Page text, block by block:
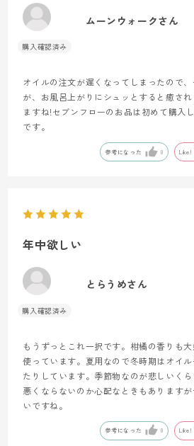
ムーンウォークさん
オイルの注文が遅くなってしまったので
が、お風呂上がりにシュッとすると癒さ
ますね!セブンフローのお品は初めて購入
です。
参考になった 0 Like!
年中欲しい
とらうめさん
もうずっとこれ一択です。柑橘の香りも
使っています。夏用なので冬時期はオイ
たりしています。季節物なのが悲しいく
悪くならないのか心配なときもあります
いですね。
参考になった 0 Like!